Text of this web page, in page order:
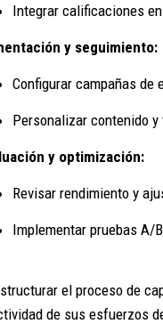
Integrar calificaciones en
y seguimiento:
Configurar campañas de
Personalizar contenido
y optimización:
Revisar rendimiento y
Implementar pruebas A/
el proceso de
de sus esfuerzos